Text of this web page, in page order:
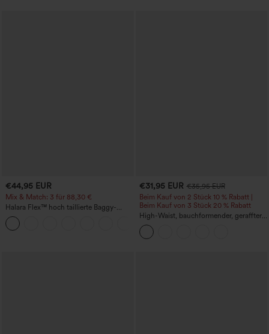
€44,95 EUR
Mix & Match: 3 für 88,30 €
Halara Flex™ hoch taillierte Baggy-
Jeans mit Taschen, weitem Bein,
stonewashed, lässig
€31,95 EUR €35,95 EUR
Beim Kauf von 2 Stück 10 % Rabatt |
Beim Kauf von 3 Stück 20 % Rabatt
High-Waist, bauchformender, geraffter
Midirock mit geschwungenem Saum, 2-
in-1 Fleece/PU, lässig